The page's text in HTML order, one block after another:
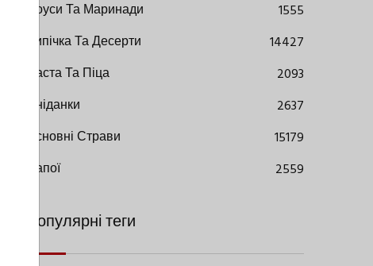
Соуси Та Маринади
1555
Випічка Та Десерти
14427
Паста Та Піца
2093
Сніданки
2637
Основні Страви
15179
Напої
2559
Популярні теги